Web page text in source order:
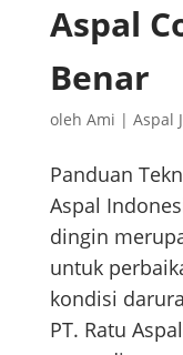
Aspal
Benar
oleh Ami | Aspal
Panduan
Aspal
dingin
untuk
kondisi
PT. Ratu